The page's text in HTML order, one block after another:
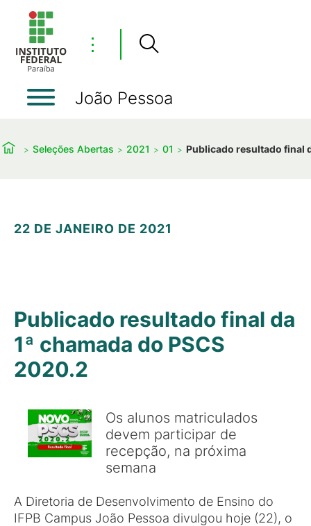
⋮
João Pessoa
Seleções Abertas 2021 01 Publicado resultado final
22 DE JANEIRO DE 2021
Publicado resultado final da
1ª chamada do PSCS
2020.2
Os alunos matriculados
devem participar de
recepção, na próxima
semana
A Diretoria de Desenvolvimento de Ensino do
IFPB Campus João Pessoa divulgou hoje (22), o